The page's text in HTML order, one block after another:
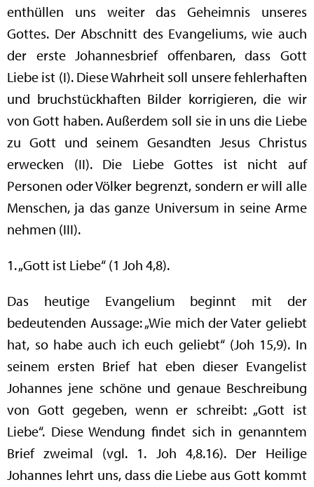
enthüllen uns weiter das Geheimnis unseres
Gottes. Der Abschnitt des Evangeliums, wie auch
der erste Johannesbrief offenbaren, dass Gott
Liebe ist (I). Diese Wahrheit soll unsere fehlerhaften
und bruchstückhaften Bilder korrigieren, die wir
von Gott haben. Außerdem soll sie in uns die Liebe
zu Gott und seinem Gesandten Jesus Christus
erwecken (II). Die Liebe Gottes ist nicht auf
Personen oder Völker begrenzt, sondern er will alle
Menschen, ja das ganze Universum in seine Arme
nehmen (III).
1. „Gott ist Liebe“ (1 Joh 4,8).
Das heutige Evangelium beginnt mit der
bedeutenden Aussage: „Wie mich der Vater geliebt
hat, so habe auch ich euch geliebt“ (Joh 15,9). In
seinem ersten Brief hat eben dieser Evangelist
Johannes jene schöne und genaue Beschreibung
von Gott gegeben, wenn er schreibt: „Gott ist
Liebe“. Diese Wendung findet sich in genanntem
Brief zweimal (vgl. 1. Joh 4,8.16). Der Heilige
Johannes lehrt uns, dass die Liebe aus Gott kommt